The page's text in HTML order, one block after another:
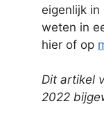
eigenlijk in
weten in
hier of op
Dit artikel
2022